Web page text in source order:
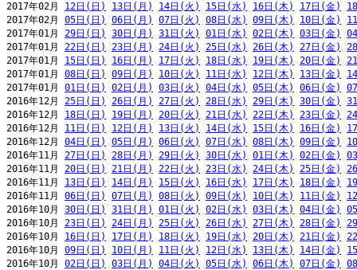
2017年02月 12日(日) 13日(月) 14日(火) 15日(水) 16日(木) 17日(金)
2017年02月 05日(日) 06日(月) 07日(火) 08日(水) 09日(木) 10日(金)
2017年01月 29日(日) 30日(月) 31日(火) 01日(水) 02日(木) 03日(金)
2017年01月 22日(日) 23日(月) 24日(火) 25日(水) 26日(木) 27日(金)
2017年01月 15日(日) 16日(月) 17日(火) 18日(水) 19日(木) 20日(金)
2017年01月 08日(日) 09日(月) 10日(火) 11日(水) 12日(木) 13日(金)
2017年01月 01日(日) 02日(月) 03日(火) 04日(水) 05日(木) 06日(金)
2016年12月 25日(日) 26日(月) 27日(火) 28日(水) 29日(木) 30日(金)
2016年12月 18日(日) 19日(月) 20日(火) 21日(水) 22日(木) 23日(金)
2016年12月 11日(日) 12日(月) 13日(火) 14日(水) 15日(木) 16日(金)
2016年12月 04日(日) 05日(月) 06日(火) 07日(水) 08日(木) 09日(金)
2016年11月 27日(日) 28日(月) 29日(火) 30日(水) 01日(木) 02日(金)
2016年11月 20日(日) 21日(月) 22日(火) 23日(水) 24日(木) 25日(金)
2016年11月 13日(日) 14日(月) 15日(火) 16日(水) 17日(木) 18日(金)
2016年11月 06日(日) 07日(月) 08日(火) 09日(水) 10日(木) 11日(金)
2016年10月 30日(日) 31日(月) 01日(火) 02日(水) 03日(木) 04日(金)
2016年10月 23日(日) 24日(月) 25日(火) 26日(水) 27日(木) 28日(金)
2016年10月 16日(日) 17日(月) 18日(火) 19日(水) 20日(木) 21日(金)
2016年10月 09日(日) 10日(月) 11日(火) 12日(水) 13日(木) 14日(金)
2016年10月 02日(日) 03日(月) 04日(火) 05日(水) 06日(木) 07日(金)